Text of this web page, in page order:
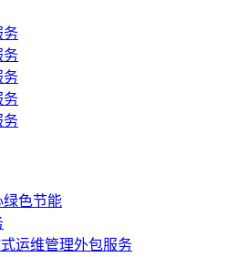
务
务
务
务
务
绿色节能
运维管理外包服务